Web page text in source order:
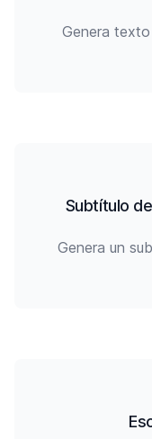
Genera
Subtítulo
Genera un